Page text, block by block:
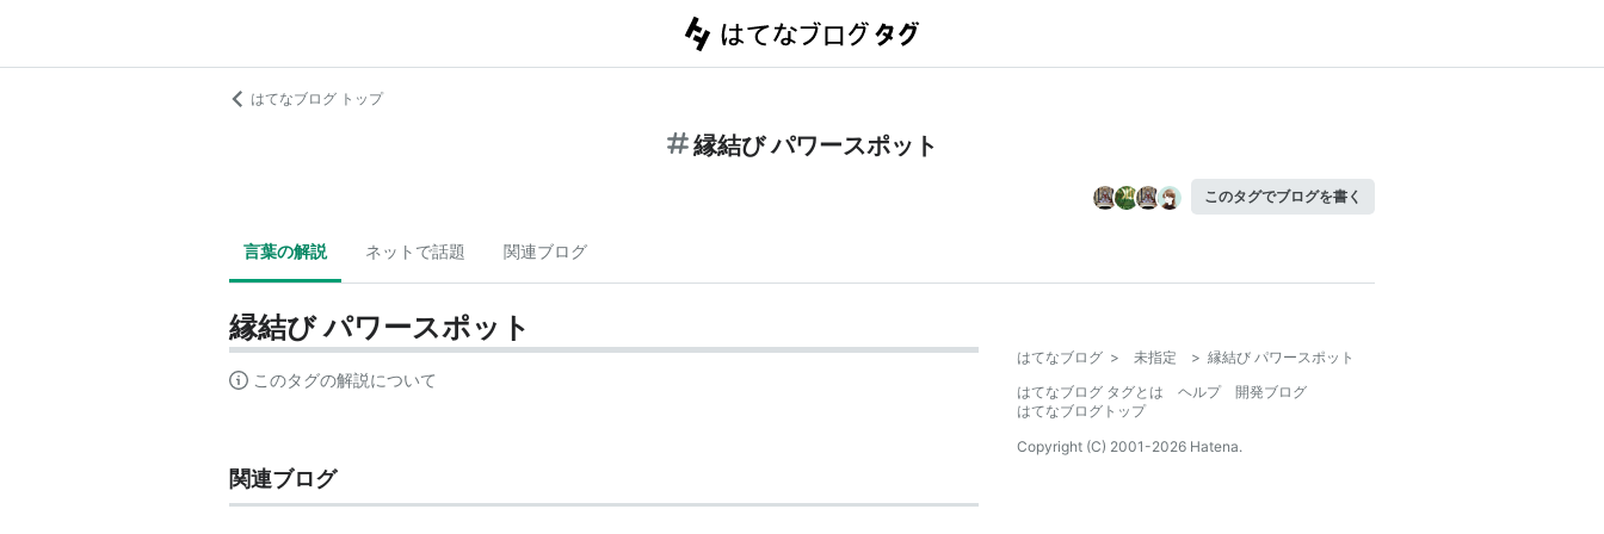
はてなブログ トップ
縁結び パワースポット
このタグでブログを書く
言葉の解説 ネットで話題 関連ブログ
縁結び パワースポット
このタグの解説について
関連ブログ
はてなブログ > 未指定 > 縁結び パワースポット
はてなブログ タグとは
ヘルプ
開発ブログ
はてなブログトップ
Copyright (C) 2001-2026 Hatena.